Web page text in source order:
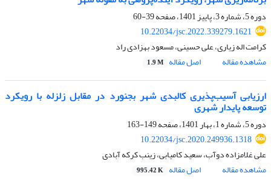
دوره 5، شماره 3، پاییز 1401، صفحه
39-60
10.22034/jsc.2022.339279.1621
کرامت اله زیاری، علی حسینی، مسعود بهزادی راد
مشاهده مقاله
اصل مقاله 1.9 M
ارزیابی آسیب‌پذیری کالبدی شهر بجنورد در مقابل زلزله با رویکرد
توسعه پایدار شهری
دوره 5، شماره 1، بهار 1401، صفحه
149-163
10.22034/jsc.2020.249936.1318
علی غلامزاده دوآب، سعید کامیابی، زینب کرکه آبادی
مشاهده مقاله
اصل مقاله 995.42 K